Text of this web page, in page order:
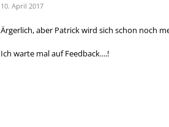
10. April 2017
Ärgerlich, aber Patrick wird sich schon noch
Ich warte mal auf Feedback....!